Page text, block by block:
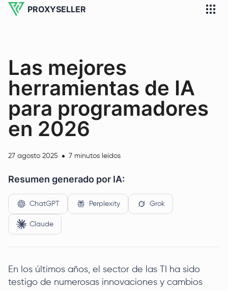
PROXYSELLER
Las mejores
herramientas de IA
para programadores
en 2026
27 agosto 2025 7 minutos leídos
Resumen generado por IA:
ChatGPT Perplexity Grok
Claude
En los últimos años, el sector de las TI ha sido
testigo de numerosas innovaciones y cambios